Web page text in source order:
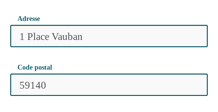
Adresse
Code postal